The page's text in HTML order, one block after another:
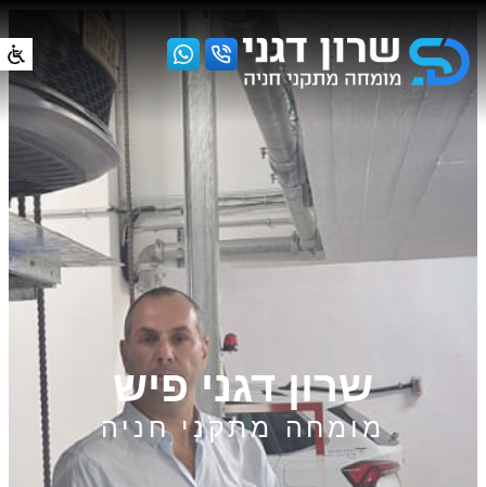
שרון דגני פיש
מומחה מתקני חניה